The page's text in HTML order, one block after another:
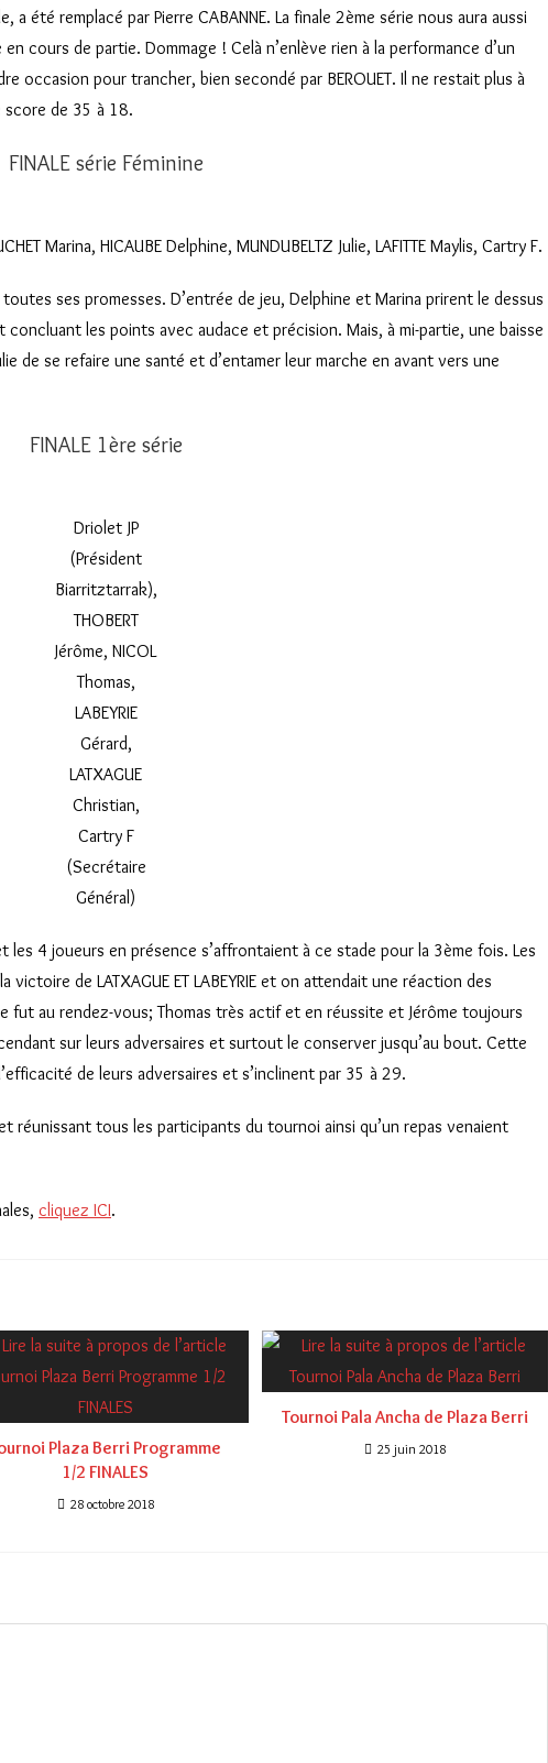
a été remplacé par Pierre CABANNE. La finale 2ème série nous aura aussi
cours de partie. Dommage ! Celà n’enlève rien à la performance d’un
occasion pour trancher, bien secondé par BEROUET. Il ne restait plus à
score de 35 à 18.
FINALE série Féminine
Marina, HICAUBE Delphine, MUNDUBELTZ Julie, LAFITTE Maylis, Cartry F.
ses promesses. D’entrée de jeu, Delphine et Marina prirent le dessus
les points avec audace et précision. Mais, à mi-partie, une baisse
de se refaire une santé et d’entamer leur marche en avant vers une
FINALE 1ère série
Driolet JP
(Président
Biarritztarrak),
THOBERT
Jérôme, NICOL
Thomas,
LABEYRIE
Gérard,
LATXAGUE
Christian,
Cartry F
(Secrétaire
Général)
les 4 joueurs en présence s’affrontaient à ce stade pour la 3ème fois. Les
de LATXAGUE ET LABEYRIE et on attendait une réaction des
fut au rendez-vous; Thomas très actif et en réussite et Jérôme toujours
sur leurs adversaires et surtout le conserver jusqu’au bout. Cette
de leurs adversaires et s’inclinent par 35 à 29.
réunissant tous les participants du tournoi ainsi qu’un repas venaient
cliquez ICI.
Plaza Berri Programme
1/2 FINALES
28 octobre 2018
Tournoi Pala Ancha de Plaza Berri
25 juin 2018